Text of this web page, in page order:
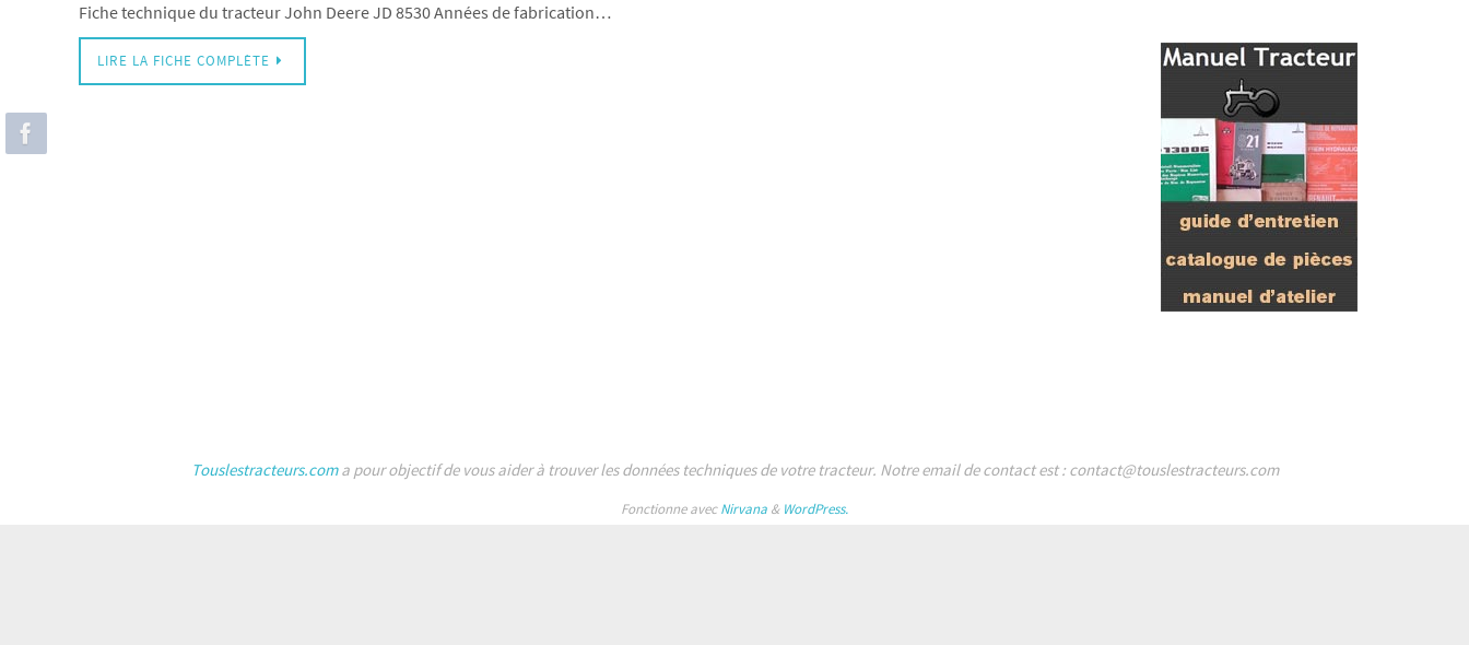
Fiche technique du tracteur John Deere JD 8530 Années de fabrication…
LIRE LA FICHE COMPLÈTE
Touslestracteurs.coma pour objectif de vous aider à trouver les données techniques de votre tracteur. Notre email de contact est : contact@touslestracteurs.com
Fonctionne avecNirvana & WordPress.